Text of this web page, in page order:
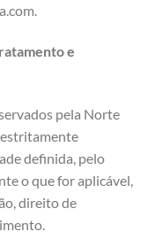
e
pela Norte
definida, pelo
o que for aplicável,
direito de